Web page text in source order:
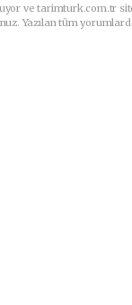
ve tarimturk.com.tr
Yazılan tüm